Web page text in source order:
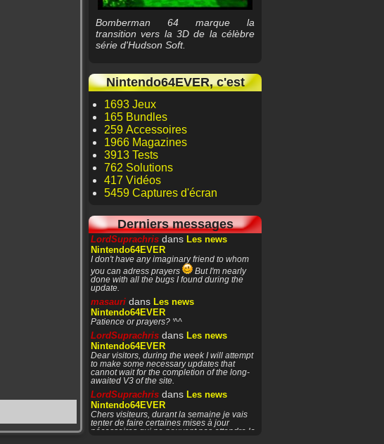
Bomberman 64 marque la
transition vers la 3D de la célèbre
série d'Hudson Soft.
Nintendo64EVER, c'est
1693 Jeux
165 Bundles
259 Accessoires
1966 Magazines
3913 Tests
762 Solutions
417 Vidéos
5459 Captures d'écran
Derniers messages
LordSuprachris dans Les news
Nintendo64EVER
I don't have any imaginary friend to whom
you can adress prayers
But I'm nearly
done with all the bugs I found during the
update.
masauri dans Les news
Nintendo64EVER
Patience or prayers? '^^
LordSuprachris dans Les news
Nintendo64EVER
Dear visitors, during the week I will attempt
to make some necessary updates that
cannot wait for the completion of the long-
awaited V3 of the site.
LordSuprachris dans Les news
Nintendo64EVER
Chers visiteurs, durant la semaine je vais
tenter de faire certaines mises à jour
nécessaires qui ne peuvent pas attendre la